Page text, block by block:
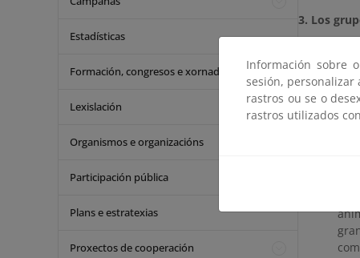
Estadísticas
Formación, congresos e xornadas
Lexislación
Organismos e organizacións
Participación pública
Plans e estratexias
Proxectos de cooperación
3. Los
de los
faunística
Información sobre
sesión, personalizar
rastros ou se o
rastros utilizados